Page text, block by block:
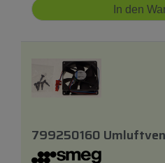
In den
799250160